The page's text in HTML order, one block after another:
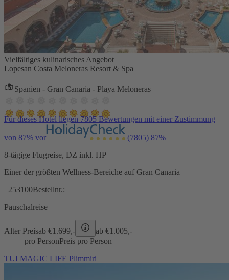
Vielfältiges kulinarisches Angebot
Lopesan Costa Meloneras Resort & Spa
Spanien - Gran Canaria - Playa Meloneras
Für dieses Hotel liegen 7805 Bewertungen mit einer Zustimmung
von 87% vor (7805) 87%
8-tägige Flugreise, DZ inkl. HP
Einer der größten Wellness-Bereiche auf Gran Canaria
253100Bestellnr.:
Pauschalreise
Alter Preisab €1.699,- ab €1.005,-
pro PersonPreis pro Person
TUI MAGIC LIFE Plimmiri